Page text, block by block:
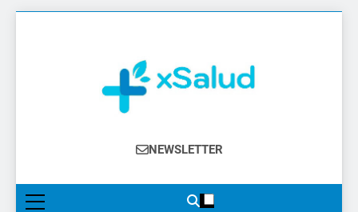
XSalud
Noticias Del Sector Salud. Congresos Y
Farmacéutica, Atención Primaria,
Especialistas, Farmacia, Etc…
NEWSLETTER